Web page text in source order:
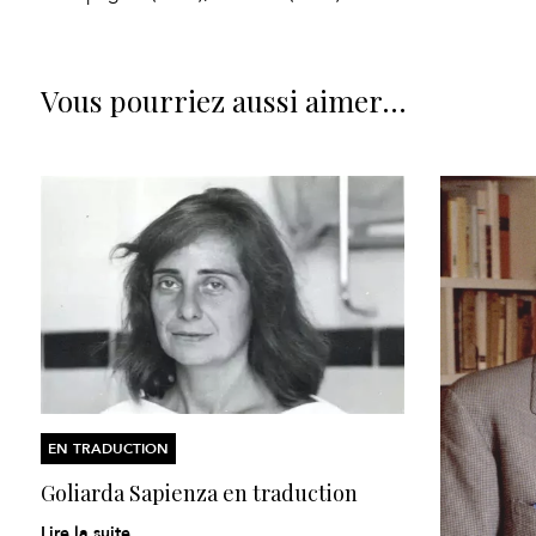
Vous pourriez aussi aimer…
EN TRADUCTION
Goliarda Sapienza en traduction